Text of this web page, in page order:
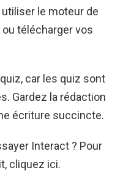
le moteur de
ou télécharger vos
car les quiz sont
Gardez la rédaction
écriture succincte.
Interact ? Pour
cliquez ici.